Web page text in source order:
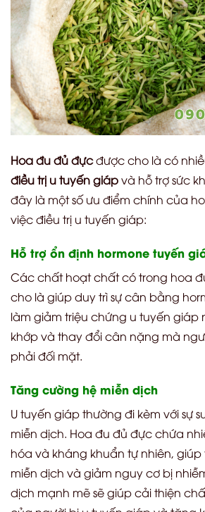
Hoa đu đủ đựcđược cho là có
điều trị u tuyến giápvà hỗ trợ sức
đây là một số ưu điểm chính của
việc điều trị u tuyến giáp:
Hỗ trợ ổn định hormone tuyến
Các chất hoạt chất có trong hoa
cho là giúp duy trì sự cân bằng
làm giảm triệu chứng u tuyến giáp
khớp và thay đổi cân nặng mà
phải đối mặt.
Tăng cường hệ miễn dịch
U tuyến giáp thường đi kèm với sự
miễn dịch. Hoa đu đủ đực chứa
hóa và kháng khuẩn tự nhiên,
miễn dịch và giảm nguy cơ bị
dịch mạnh mẽ sẽ giúp cải thiện